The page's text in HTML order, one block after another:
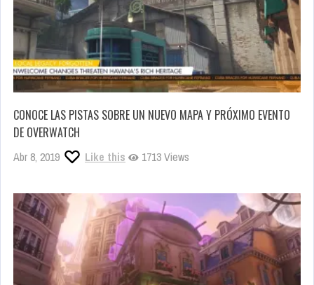
CONOCE LAS PISTAS SOBRE UN NUEVO MAPA Y PRÓXIMO EVENTO
DE OVERWATCH
Abr 8, 2019 Like this 1713 Views